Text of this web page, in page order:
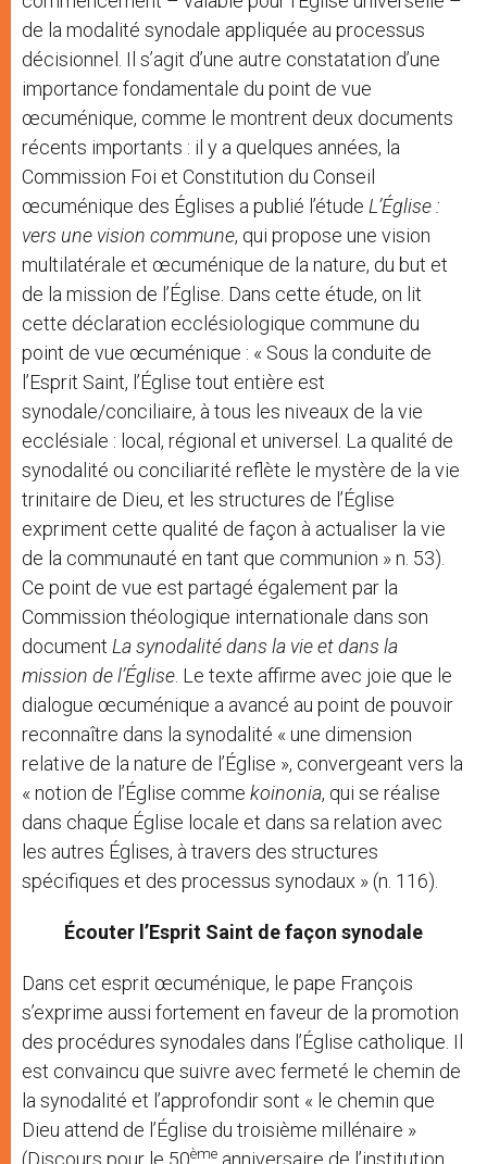
de la modalité synodale appliquée au processus
décisionnel. Il s’agit d’une autre constatation d’une
importance fondamentale du point de vue
œcuménique, comme le montrent deux documents
récents importants : il y a quelques années, la
Commission Foi et Constitution du Conseil
œcuménique des Églises a publié l’étude L’Église :
vers une vision commune, qui propose une vision
multilatérale et œcuménique de la nature, du but et
de la mission de l’Église. Dans cette étude, on lit
cette déclaration ecclésiologique commune du
point de vue œcuménique : « Sous la conduite de
l’Esprit Saint, l’Église tout entière est
synodale/conciliaire, à tous les niveaux de la vie
ecclésiale : local, régional et universel. La qualité de
synodalité ou conciliarité reflète le mystère de la vie
trinitaire de Dieu, et les structures de l’Église
expriment cette qualité de façon à actualiser la vie
de la communauté en tant que communion » n. 53).
Ce point de vue est partagé également par la
Commission théologique internationale dans son
document La synodalité dans la vie et dans la
mission de l’Église . Le texte affirme avec joie que le
dialogue œcuménique a avancé au point de pouvoir
reconnaître dans la synodalité « une dimension
relative de la nature de l’Église », convergeant vers la
« notion de l’Église comme koinonia, qui se réalise
dans chaque Église locale et dans sa relation avec
les autres Églises, à travers des structures
spécifiques et des processus synodaux » (n. 116).
Écouter l’Esprit Saint de façon synodale
Dans cet esprit œcuménique, le pape François
s’exprime aussi fortement en faveur de la promotion
des procédures synodales dans l’Église catholique. Il
est convaincu que suivre avec fermeté le chemin de
la synodalité et l’approfondir sont « le chemin que
Dieu attend de l’Église du troisième millénaire »
(Discours pour le 50ème anniversaire de l’institution